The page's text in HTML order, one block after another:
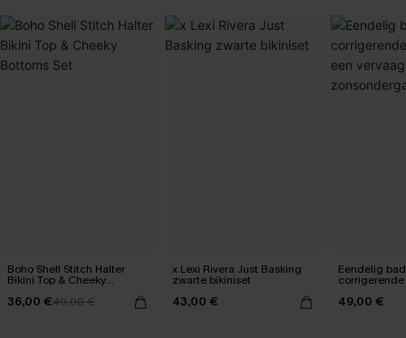
Boho Shell Stitch Halter
Bikini Top & Cheeky
Bottoms Set
36,00 €40,00 €
x Lexi Rivera Just Basking
zwarte bikiniset
43,00 €
Eendelig
een
49,00 €